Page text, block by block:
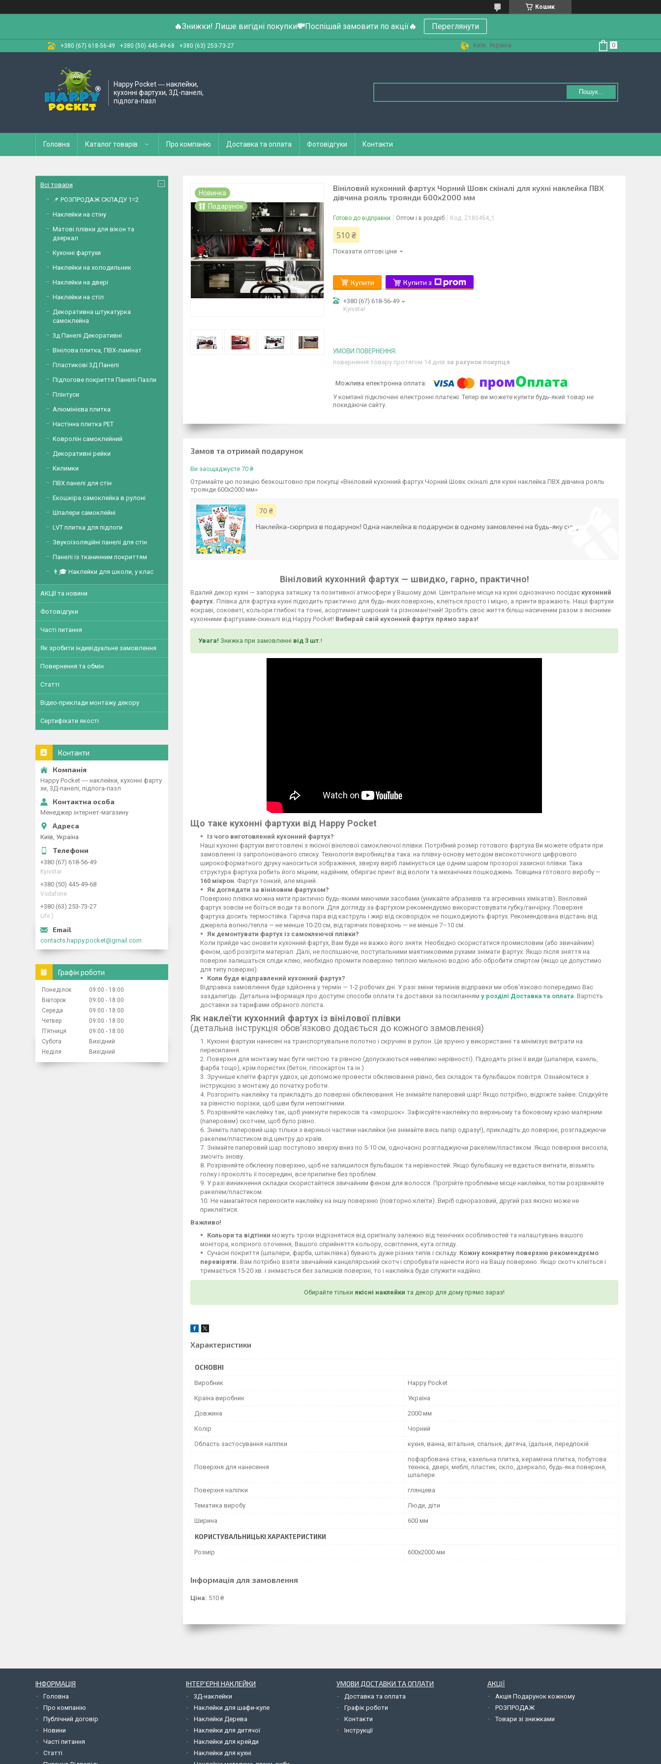
Кошик
🔥Знижки! Лише вигідні покупки💸Поспішай замовити по акції🔥 Переглянути
+380 (67) 618-56-49 +380 (50) 445-49-68 +380 (63) 253-73-27 Київ, Україна
Happy Pocket ― наклейки,
кухонні фартухи, 3Д-панелі,
підлога-пазл
Пошук...
Головна Каталог товарів Про компанію Доставка та оплата Фотовідгуки Контакти
Подарунок
Новинка
Вініловий кухонний фартух Чорний Шовк скіналі для кухні наклейка ПВХ
дівчина рояль троянди 600х2000 мм
Готово до відправки Оптом і в роздріб Код: Z180454_1
510 ₴
Показати оптові ціни
Купити Купити з
+380 (67) 618-56-49
Kyivstar
повернення товару протягом 14 днів за рахунок покупця
У компанії підключені електронні платежі. Тепер ви можете купити будь-який товар не
покидаючи сайту.
Замов та отримай подарунок
Ви заощаджуєте 70 ₴
Отримайте цю позицію безкоштовно при покупці «Вініловий кухонний фартух Чорний Шовк скіналі для кухні наклейка ПВХ дівчина рояль
троянди 600х2000 мм»
70 ₴
Наклейка-сюрприз в подарунок! Одна наклейка в подарунок в одному замовленні на будь-яку суму
Вініловий кухонний фартух — швидко, гарно, практично!
Вдалий декор кухні — запорука затишку та позитивної атмосфери у Вашому домі. Центральне місце на кухні однозначно посідає кухонний
фартух. Плівка для фартуха кухні підходить практично для будь-яких поверхонь, клеїться просто і міцно, а принти вражають. Наші фартухи
яскраві, соковиті, кольори глибокі та точні, асортимент широкий та різноманітний! Зробіть своє життя більш насиченим разом з якісними
кухонними фартухами-скиналі від Happy Pocket! Вибирай свій кухонний фартух прямо зараз!
Увага! Знижка при замовленні від 3 шт.!
Що таке кухонні фартухи від Happy Pocket
Із чого виготовлений кухонний фартух?
Наші кухонні фартухи виготовлені з якісної вінілової самоклеючої плівки. Потрібний розмір готового фартуха Ви можете обрати при
замовленні із запропонованого списку. Технологія виробництва така: на плівку-основу методом високоточного цифрового
широкоформатного друку наноситься зображення, зверху виріб ламінується ще одним шаром прозорої захисної плівки. Така
структура фартуха робить його міцним, надійним, оберігає принт від вологи та механічних пошкоджень. Товщина готового виробу —
160 мікрон . Фартух тонкий, але міцний.
Як доглядати за вініловим фартухом?
Поверхню плівки можна мити практично будь-якими миючими засобами (уникайте абразивів та агресивних хімікатів). Вініловий
фартух зовсім не боїться води та вологи. Для догляду за фартухом рекомендуємо використовувати губку/ганчірку. Поверхня
фартуха досить термостійка. Гаряча пара від каструль і жир від сковорідок не пошкоджують фартух. Рекомендована відстань від
джерела вогню/тепла — не менше 10-20 см, від гарячих поверхонь — не менше 7–10 см.
Як демонтувати фартух із самоклеючої плівки?
Коли прийде час оновити кухонний фартух, Вам буде не важко його зняти. Необхідно скористатися промисловим (або звичайним)
феном, щоб розігріти матеріал. Далі, не поспішаючи, поступальними маятниковими рухами знімати фартух. Якщо після зняття на
поверхні залишаться сліди клею, необхідно промити поверхню теплою мильною водою або обробити спиртом (якщо це допустимо
для типу поверхні).
Коли буде відправлений кухонний фартух?
Відправка замовлення буде здійснена у термін — 1-2 робочих дні. У разі зміни термінів відправки ми обов'язково попередимо Вас
заздалегідь. Детальна інформація про доступні способи оплати та доставки за посиланням у розділі Доставка та оплата . Вартість
доставки за тарифами обраного логіста.
Як наклеїти кухонний фартух із вінілової плівки
(детальна інструкція обов'язково додається до кожного замовлення)
Кухонні фартухи нанесені на транспортувальне полотно і скручені в рулон. Це зручно у використанні та мінімізує витрати на
пересилання.
Поверхня для монтажу має бути чистою та рівною (допускаються невеликі нерівності). Підходять різні її види (шпалери, кахель,
фарба тощо), крім пористих (бетон, гіпсокартон та ін.)
Зручніше клеїти фартух удвох, це допоможе провести обклеювання рівно, без складок та бульбашок повітря. Ознайомтеся з
інструкцією з монтажу до початку роботи.
Розгорніть наклейку та прикладіть до поверхні обклеювання. Не знімайте паперовий шар! Якщо потрібно, відріжте зайве. Слідкуйте
за рівністю порізки, щоб шви були непомітними.
Розрівняйте наклейку так, щоб уникнути перекосів та «зморшок». Зафіксуйте наклейку по верхньому та боковому краю малярним
(паперовим) скотчем, щоб було рівно.
Зніміть паперовий шар тільки з верхньої частини наклейки (не знімайте весь папір одразу!), прикладіть до поверхні, розгладжуючи
ракелем/пластиком від центру до країв.
Знімайте паперовий шар поступово зверху вниз по 5-10 см, одночасно розгладжуючи ракелем/пластиком. Якщо поверхня висохла,
змочіть знову.
Розрівняйте обклеєну поверхню, щоб не залишилося бульбашок та нерівностей. Якщо бульбашку не вдається вигнати, візьміть
голку і проколіть її посередині, все прилипне без проблем.
У разі виникнення складки скористайтеся звичайним феном для волосся. Прогрійте проблемне місце наклейки, потім розрівняйте
ракелем/пластиком.
Не намагайтеся переносити наклейку на іншу поверхню (повторно клеїти). Виріб одноразовий, другий раз якісно може не
приклеїтися.
Важливо!
Кольори та відтінки можуть трохи відрізнятися від оригіналу залежно від технічних особливостей та налаштувань вашого
монітора, колірного оточення, Вашого сприйняття кольору, освітлення, кута огляду.
Сучасні покриття (шпалери, фарба, шпаклівка) бувають дуже різних типів і складу. Кожну конкретну поверхню рекомендуємо
перевіряти. Вам потрібно взяти звичайний канцелярський скотч і спробувати нанести його на Вашу поверхню. Якщо скотч клеїться і
тримається 15-20 хв. і знімається без залишків поверхні, то і наклейка буде служити надійно.
Обирайте тільки якісні наклейки та декор для дому прямо зараз!
Характеристики
ОСНОВНІ
Виробник Happy Pocket
Країна виробник Україна
Довжина 2000 мм
Колір Чорний
Область застосування наліпки кухня, ванна, вітальня, спальня, дитяча, їдальня, передпокій
Поверхня для нанесення
пофарбована стіна, кахельна плитка, керамічна плитка, побутова
техніка, двері, меблі, пластик, скло, дзеркало, будь-яка поверхня,
шпалери
Поверхня наліпки глянцева
Тематика виробу Люди, діти
Ширина 600 мм
КОРИСТУВАЛЬНИЦЬКІ ХАРАКТЕРИСТИКИ
Розмір 600х2000 мм
Інформація для замовлення
Ціна: 510 ₴
Всі товари
📌 РОЗПРОДАЖ СКЛАДУ 1=2
Наклейки на стіну
Матові плівки для вікон та
дзеркал
Кухонні фартухи
Наклейки на холодильник
Наклейки на двері
Наклейки на стіл
Декоративна штукатурка
самоклейна
3д Панелі Декоративні
Вінілова плитка, ПВХ-ламінат
Пластикові 3Д Панелі
Підлогове покриття Панелі-Пазли
Плінтуси
Алюмінієва плитка
Настінна плитка PET
Ковролін самоклейний
Декоративні рейки
Килимки
ПВХ панелі для стін
Екошкіра самоклейка в рулоні
Шпалери самоклейні
LVT плитка для підлоги
Звукоізоляційні панелі для стін
Панелі із тканинним покриттям
👨🎓 Наклейки для школи, у клас
АКЦІЇ та новини
Фотовідгуки
Часті питання
Як зробити індивідуальне замовлення
Повернення та обмін
Статті
Відео-приклади монтажу декору
Сертифікати якості
Контакти
Happy Pocket ― наклейки, кухонні фарту
хи, 3Д-панелі, підлога-пазл
Менеджер інтернет-магазину
Київ, Україна
+380 (67) 618-56-49
Kyivstar
+380 (50) 445-49-68
Vodafone
+380 (63) 253-73-27
Life:)
contacts.happy.pocket@gmail.com
Графік роботи
Понеділок 09:00
18:00
Вівторок
09:00
18:00
Середа
09:00
18:00
Четвер
09:00
18:00
Пʼятниця
09:00
18:00
Субота
Вихідний
Неділя
Вихідний
ІНФОРМАЦІЯ
Головна
Про компанію
Публічний договір
Новини
Часті питання
Статті
ІНТЕР'ЄРНІ НАКЛЕЙКИ
3Д-наклейки
Наклейки для шафи-купе
Наклейки Дерева
Наклейки для дитячої
Наклейки для крейди
Наклейки для кухні
УМОВИ ДОСТАВКИ ТА ОПЛАТИ
Доставка та оплата
Графік роботи
Контакти
Інструкції
АКЦІЇ
Акція Подарунок кожному
РОЗПРОДАЖ
Товари зі знижками